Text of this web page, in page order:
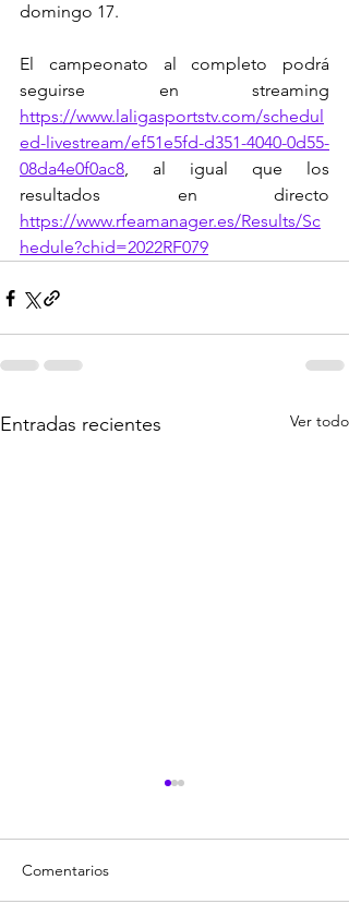
domingo 17.
El campeonato al completo podrá
https://www.laligasportstv.com/schedul
ed-livestream/ef51e5fd-d351-4040-0d55-
08da4e0f0ac8, al igual que los
https://www.rfeamanager.es/Results/Sc
hedule?chid=2022RF079
Entradas recientes Ver todo
Comentarios